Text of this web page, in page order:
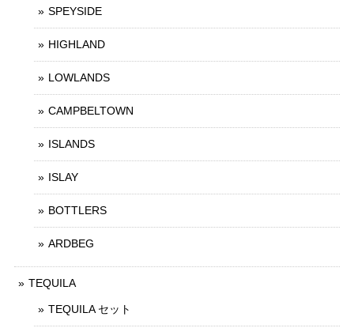
SPEYSIDE
HIGHLAND
LOWLANDS
CAMPBELTOWN
ISLANDS
ISLAY
BOTTLERS
ARDBEG
TEQUILA
TEQUILA セット